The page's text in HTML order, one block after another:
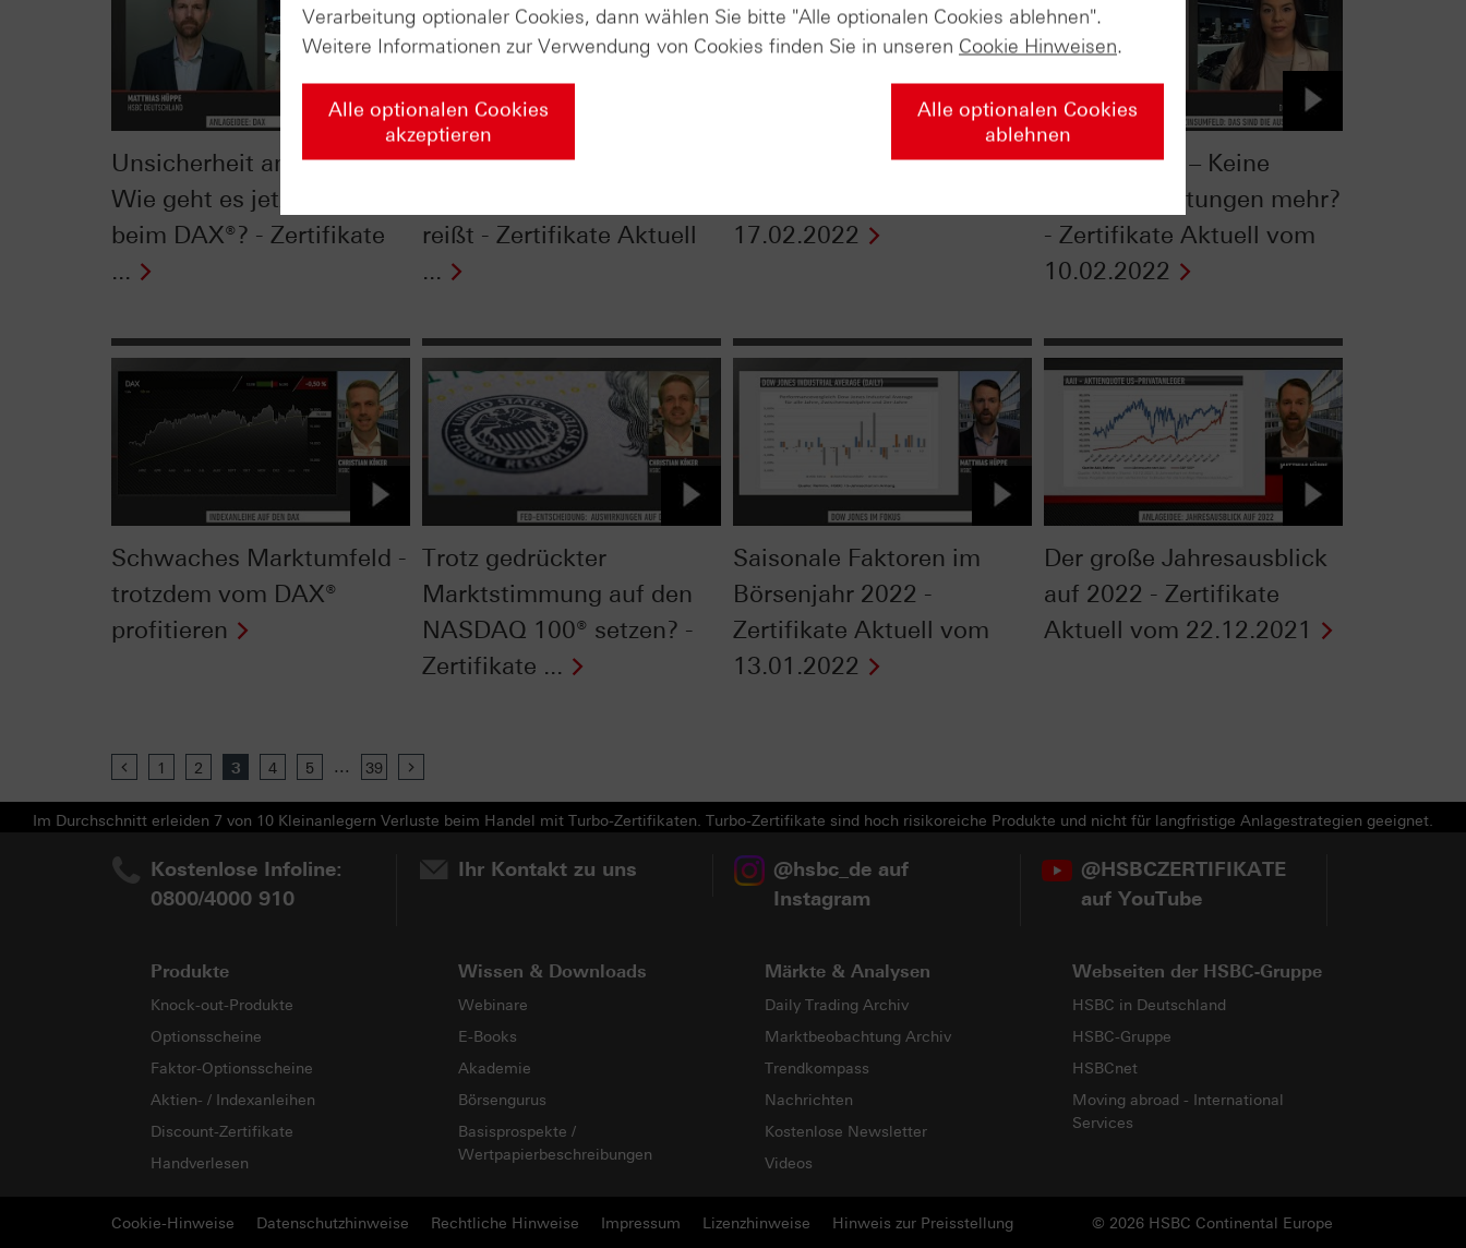
Unsicherheit am Markt:
Wie geht es jetzt weiter
beim DAX®? - Zertifikate
...
DAX®: Das passiert, wenn
reißt - Zertifikate Aktuell
...
Gold glänzt wieder -
17.02.2022
Aktienmarkt – Keine
hohen Erwartungen mehr?
- Zertifikate Aktuell vom
10.02.2022
Schwaches Marktumfeld -
trotzdem vom DAX®
profitieren
Trotz gedrückter
Marktstimmung auf den
NASDAQ 100® setzen? -
Zertifikate ...
Saisonale Faktoren im
Börsenjahr 2022 -
Zertifikate Aktuell vom
13.01.2022
Der große Jahresausblick
auf 2022 - Zertifikate
Aktuell vom 22.12.2021
Previous
1 2 3 4 5 ... 39
Im Durchschnitt erleiden 7 von 10 Kleinanlegern Verluste beim Handel mit Turbo-Zertifikaten. Turbo-Zertifikate sind hoch risikoreiche Produkte und nicht für langfristige Anlagestrategien geeignet.
Kostenlose Infoline:
0800/4000 910
Ihr Kontakt zu uns
@hsbc_de auf
Instagram
@HSBCZERTIFIKATE
auf YouTube
Produkte
Knock-out-Produkte
Optionsscheine
Faktor-Optionsscheine
Aktien- / Indexanleihen
Discount-Zertifikate
Handverlesen
Wissen & Downloads
Webinare
E-Books
Akademie
Börsengurus
Basisprospekte /
Wertpapierbeschreibungen
Märkte & Analysen
Daily Trading Archiv
Marktbeobachtung Archiv
Trendkompass
Nachrichten
Kostenlose Newsletter
Videos
Webseiten der HSBC-Gruppe
HSBC in Deutschland
HSBC-Gruppe
HSBCnet
Moving abroad - International
Services
Cookie-Hinweise Datenschutzhinweise Rechtliche Hinweise Impressum Lizenzhinweise © 2026 HSBC Continental Europe
Hinweis zur Preisstellung
Verarbeitung optionaler Cookies, dann wählen Sie bitte "Alle optionalen Cookies ablehnen".
Weitere Informationen zur Verwendung von Cookies finden Sie in unseren Cookie Hinweisen.
Alle optionalen Cookies
akzeptieren
Alle optionalen Cookies
ablehnen